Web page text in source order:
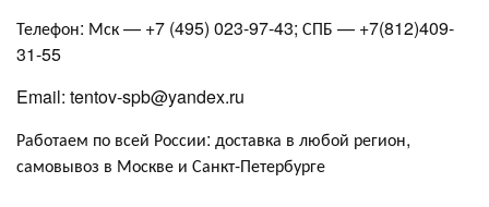
Телефон: Мск — +7 (495) 023-97-43; СПБ — +7(812)409-
31-55
Email: tentov-spb@yandex.ru
Работаем по всей России: доставка в любой регион,
самовывоз в Москве и Санкт-Петербурге